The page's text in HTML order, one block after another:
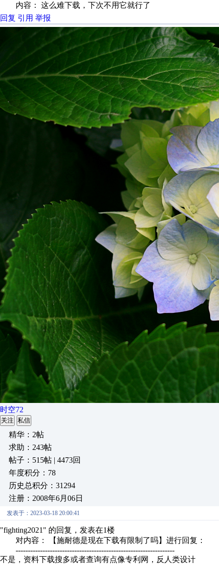
内容： 这么难下载，下次不用它就行了
回复 引用 举报
时空72
关注 私信
精华：2帖
求助：243帖
帖子：515帖 | 4473回
年度积分：78
历史总积分：31294
注册：2008年6月06日
发表于：2023-03-18 20:00:41
"fighting2021" 的回复，发表在1楼
对内容： 【施耐德是现在下载有限制了吗】进行回复：
-----------------------------------------------------------------
不是，资料下载搜多或者查询有点像专利网，反人类设计